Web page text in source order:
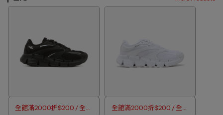
全館滿2000折$200 / 全館
全館滿2000折$200 / 全館